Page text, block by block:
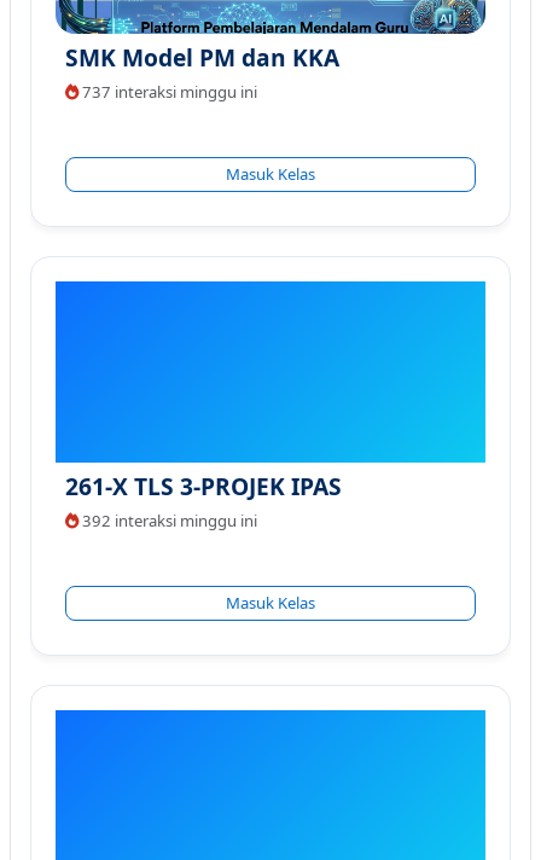
SMK Model PM dan KKA
737 interaksi minggu ini
Masuk Kelas
261-X TLS 3-PROJEK IPAS
392 interaksi minggu ini
Masuk Kelas